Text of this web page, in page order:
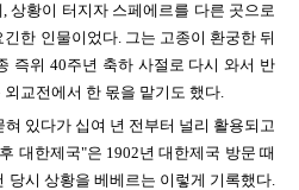
상황이 터지자 스페에르를 다른 곳으로
한 인물이었다. 그는 고종이 환궁한 뒤
즉위 40주년 축하 사절로 다시 와서 반
교전에서 한 몫을 맡기도 했다.
있다가 십여 년 전부터 널리 활용되고
대한제국"은 1902년 대한제국 방문 때
당시 상황을 베베르는 이렇게 기록했다.